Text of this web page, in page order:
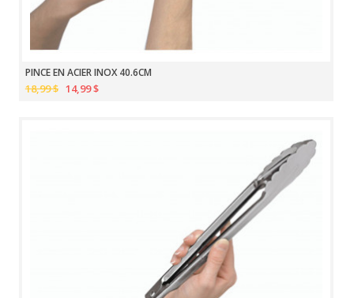
PINCE EN ACIER INOX 40.6CM
18,99 $ 14,99 $